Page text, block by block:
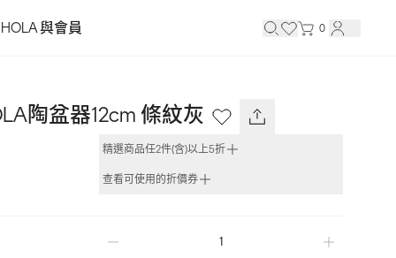
HOLA 與會員 0
陶盆器12cm 條紋灰
精選商品任2件(含)以上5折
查看可使用的折價券